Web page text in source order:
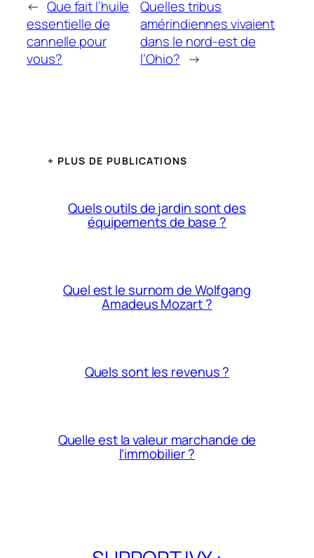
← Que fait l’huile
essentielle de
cannelle pour
vous?
Quelles tribus
amérindiennes vivaient
dans le nord-est de
l’Ohio? →
+ PLUS DE PUBLICATIONS
Quels outils de jardin sont des
équipements de base ?
Quel est le surnom de Wolfgang
Amadeus Mozart ?
Quels sont les revenus ?
Quelle est la valeur marchande de
l’immobilier ?